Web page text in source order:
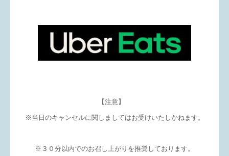
【注意】
※当日のキャンセルに関しましてはお受けいたしかねます。
※３０分以内でのお召し上がりを推奨しております。